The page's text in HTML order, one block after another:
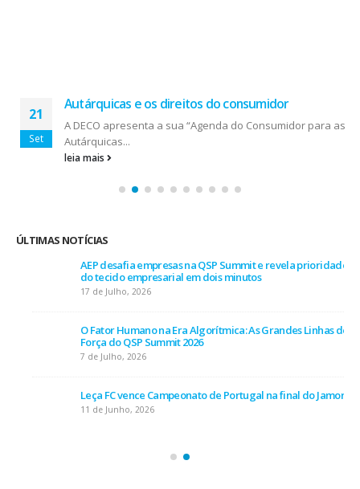
21
Set
Autárquicas e os direitos do consumidor
A DECO apresenta a sua “Agenda do Consumidor para as
Autárquicas...
leia mais
ÚLTIMAS NOTÍCIAS
AEP desafia empresas na QSP Summit e revela prioridades
do tecido empresarial em dois minutos
17 de Julho, 2026
O Fator Humano na Era Algorítmica: As Grandes Linhas de
Força do QSP Summit 2026
7 de Julho, 2026
Leça FC vence Campeonato de Portugal na final do Jamor
11 de Junho, 2026